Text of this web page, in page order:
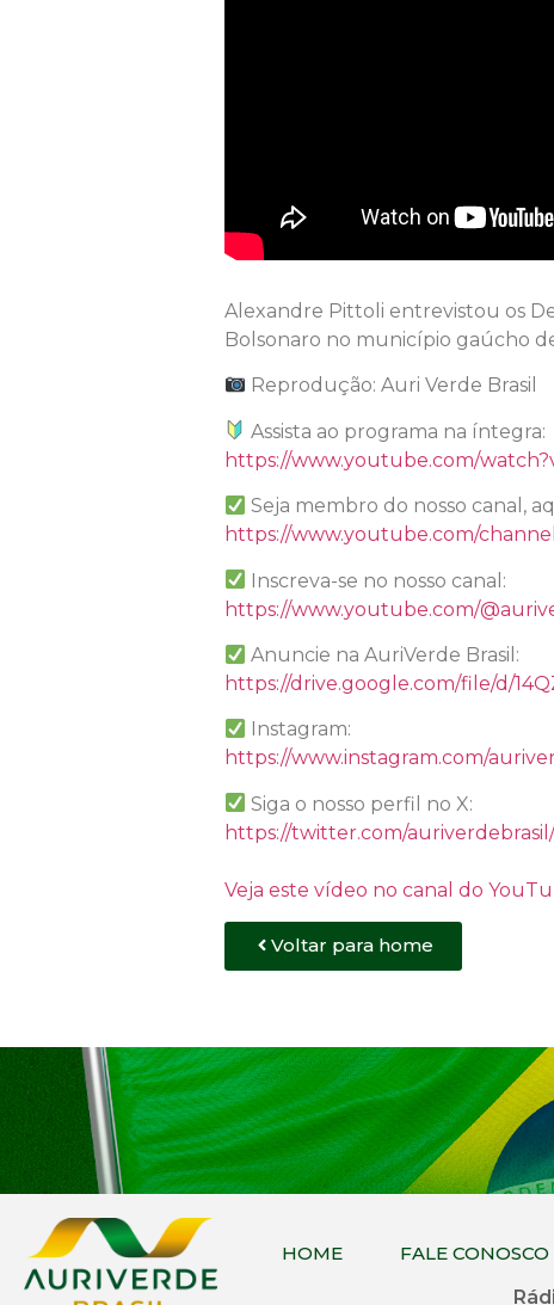
Alexandre Pittoli entrevistou os
Bolsonaro no município gaúcho
Reprodução: Auri Verde Brasil
Assista ao programa na íntegra:
https://www.youtube.com/
Seja membro do nosso canal,
https://www.youtube.com/
Inscreva-se no nosso canal:
https://www.youtube.com/
Anuncie na AuriVerde Brasil:
https://drive.google.com/file/d/
Instagram:
https://www.instagram.com/
Siga o nosso perfil no X:
https://twitter.com/
Veja este vídeo no canal do
Voltar para home
HOME FALE CONOSCO